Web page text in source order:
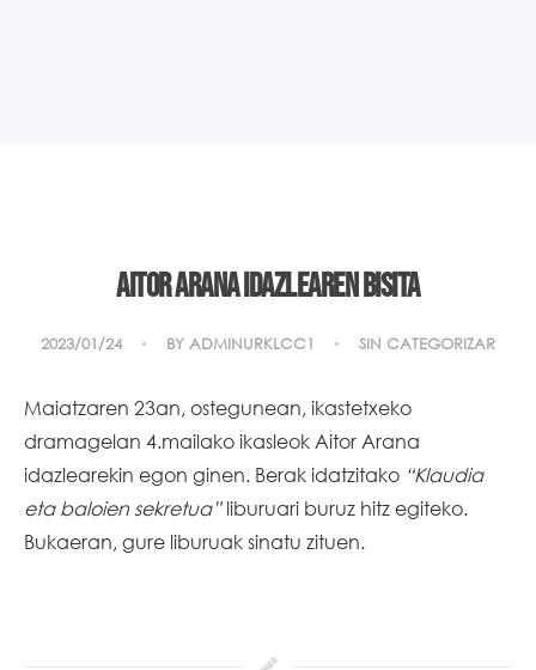
Aitor Arana idazlearen bisita
2023/01/24 BY ADMINURKLCC1 SIN CATEGORIZAR
Maiatzaren 23an, ostegunean, ikastetxeko
dramagelan 4.mailako ikasleok Aitor Arana
idazlearekin egon ginen. Berak idatzitako “Klaudia
eta baloien sekretua”liburuari buruz hitz egiteko.
Bukaeran, gure liburuak sinatu zituen.